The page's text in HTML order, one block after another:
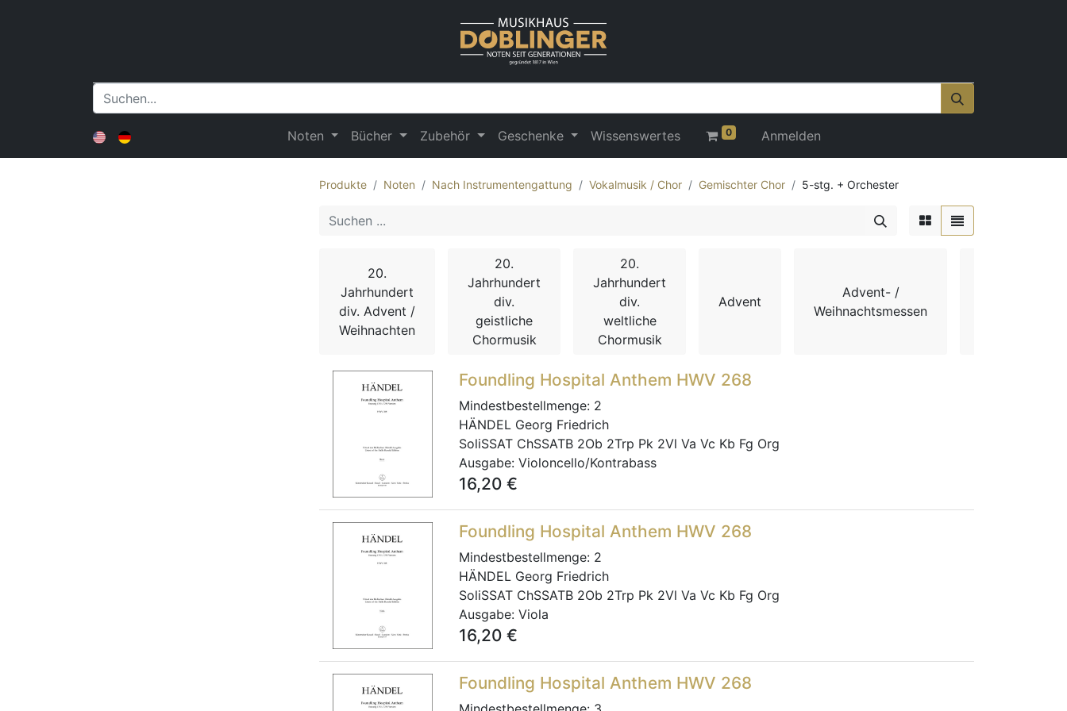
Noten Bücher Zubehör Geschenke Wissenswertes 0 Anmelden
Produkte Noten Nach Instrumentengattung Vokalmusik / Chor Gemischter Chor 5-stg. + Orchester
20.
Jahrhundert
div. Advent /
Weihnachten
20.
Jahrhundert
div.
geistliche
Chormusik
20.
Jahrhundert
div.
weltliche
Chormusik
Advent
Advent- /
Weihnachtsmessen
Foundling Hospital Anthem HWV 268
Mindestbestellmenge: 2
HÄNDEL Georg Friedrich
SoliSSAT ChSSATB 2Ob 2Trp Pk 2Vl Va Vc Kb Fg Org
Ausgabe: Violoncello/Kontrabass
16,20 €
Foundling Hospital Anthem HWV 268
Mindestbestellmenge: 2
HÄNDEL Georg Friedrich
SoliSSAT ChSSATB 2Ob 2Trp Pk 2Vl Va Vc Kb Fg Org
Ausgabe: Viola
16,20 €
Foundling Hospital Anthem HWV 268